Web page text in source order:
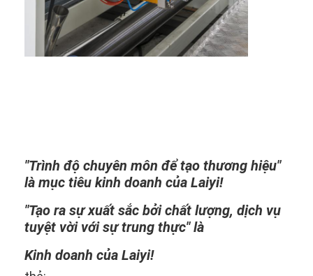
Máy ép đùn
Máy tráng giấy
"Trình độ chuyên môn để tạo thương hiệu"
là mục tiêu kinh doanh của Laiyi!
"Tạo ra sự xuất sắc bởi chất lượng, dịch vụ
tuyệt vời với sự trung thực" là
Kinh doanh của Laiyi!